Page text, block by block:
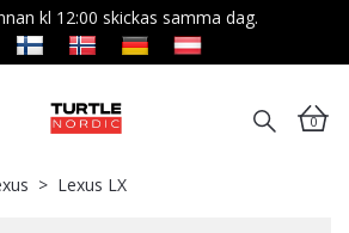
kl 12:00 skickas samma dag.
0
Lexus LX